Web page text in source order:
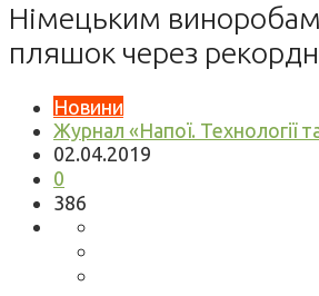
Німецьким
пляшок через
Новини
Журнал «Напої. Технології та
02.04.2019
0
386